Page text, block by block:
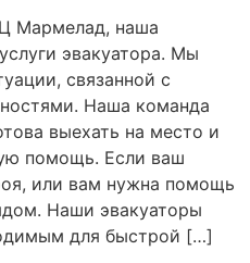
Мармелад, наша
эвакуатора. Мы
связанной с
Наша команда
выехать на место и
помощь. Если ваш
или вам нужна помощь
Наши эвакуаторы
для быстрой […]